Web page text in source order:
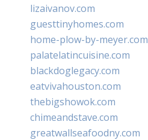
lizaivanov.com
guesttinyhomes.com
home-plow-by-meyer.com
palatelatincuisine.com
blackdoglegacy.com
eatvivahouston.com
thebigshowok.com
chimeandstave.com
greatwallseafoodny.com